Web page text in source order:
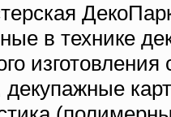
в технике